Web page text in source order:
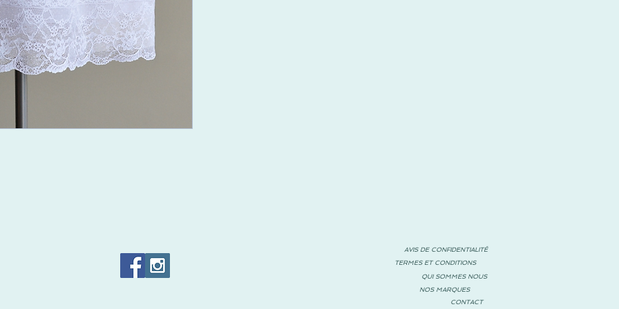
AVIS DE CONFIDENTIALITÉ
TERMES ET CONDITIONS
QUI SOMMES NOUS
NOS MARQUES
CONTACT